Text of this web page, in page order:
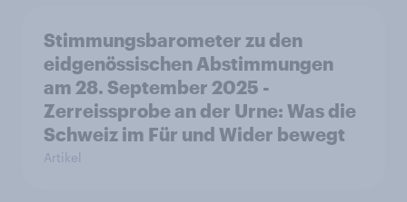
Stimmungsbarometer zu den
eidgenössischen Abstimmungen
am 28. September 2025 -
Zerreissprobe an der Urne: Was die
Schweiz im Für und Wider bewegt
Artikel